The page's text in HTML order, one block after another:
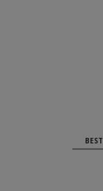
BEST